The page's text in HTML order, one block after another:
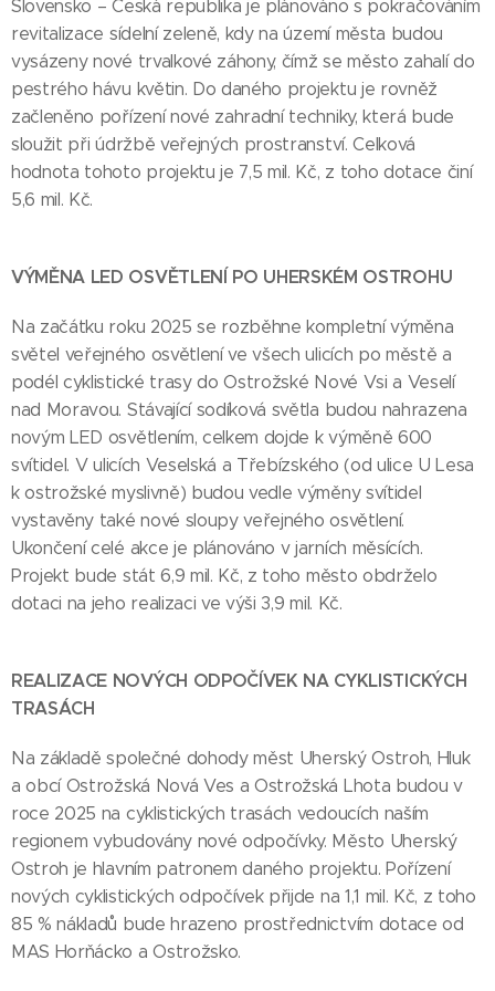
Slovensko – Česká republika je plánováno s pokračováním
revitalizace sídelní zeleně, kdy na území města budou
vysázeny nové trvalkové záhony, čímž se město zahalí do
pestrého hávu květin. Do daného projektu je rovněž
začleněno pořízení nové zahradní techniky, která bude
sloužit při údržbě veřejných prostranství. Celková
hodnota tohoto projektu je 7,5 mil. Kč, z toho dotace činí
5,6 mil. Kč.
VÝMĚNA LED OSVĚTLENÍ PO UHERSKÉM OSTROHU
Na začátku roku 2025 se rozběhne kompletní výměna
světel veřejného osvětlení ve všech ulicích po městě a
podél cyklistické trasy do Ostrožské Nové Vsi a Veselí
nad Moravou. Stávající sodíková světla budou nahrazena
novým LED osvětlením, celkem dojde k výměně 600
svítidel. V ulicích Veselská a Třebízského (od ulice U Lesa
k ostrožské myslivně) budou vedle výměny svítidel
vystavěny také nové sloupy veřejného osvětlení.
Ukončení celé akce je plánováno v jarních měsících.
Projekt bude stát 6,9 mil. Kč, z toho město obdrželo
dotaci na jeho realizaci ve výši 3,9 mil. Kč.
REALIZACE NOVÝCH ODPOČÍVEK NA CYKLISTICKÝCH
TRASÁCH
Na základě společné dohody měst Uherský Ostroh, Hluk
a obcí Ostrožská Nová Ves a Ostrožská Lhota budou v
roce 2025 na cyklistických trasách vedoucích naším
regionem vybudovány nové odpočívky. Město Uherský
Ostroh je hlavním patronem daného projektu. Pořízení
nových cyklistických odpočívek přijde na 1,1 mil. Kč, z toho
85 % nákladů bude hrazeno prostřednictvím dotace od
MAS Horňácko a Ostrožsko.